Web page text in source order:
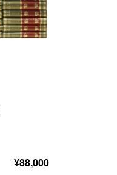
¥88,000